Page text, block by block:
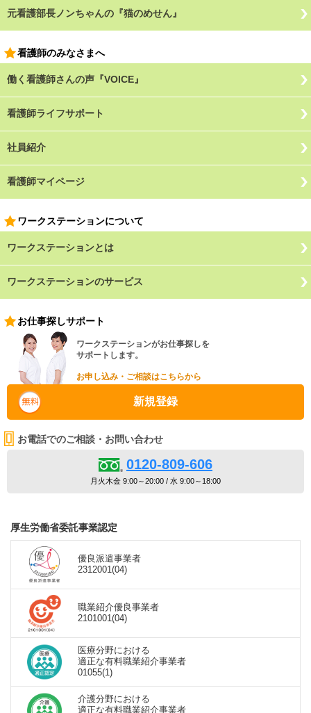
元看護部長ノンちゃんの『猫のめせん』
看護師のみなさまへ
働く看護師さんの声『VOICE』
看護師ライフサポート
社員紹介
看護師マイページ
ワークステーションについて
ワークステーションとは
ワークステーションのサービス
お仕事探しサポート
ワークステーションがお仕事探しを
サポートします。
お申し込み・ご相談はこちらから
新規登録
お電話でのご相談・お問い合わせ
0120-809-606
月火木金 9:00～20:00 / 水 9:00～18:00
厚生労働省委託事業認定
優良派遣事業者
2312001(04)
職業紹介優良事業者
2101001(04)
医療分野における
適正な有料職業紹介事業者
01055(1)
介護分野における
適正な有料職業紹介事業者